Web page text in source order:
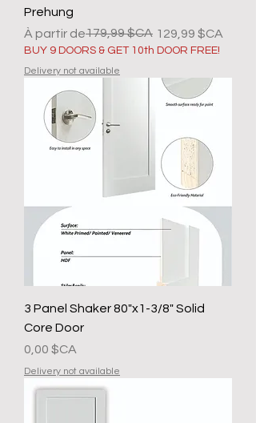
Prehung
À partir de
Prix original179,99 $CA 129,99 $CA
Prix promotionnel
BUY 9 DOORS & GET 10th DOOR FREE!
Delivery not available
3 Panel Shaker 80"x1-3/8" Solid
Core Door
Prix
0,00 $CA
Delivery not available